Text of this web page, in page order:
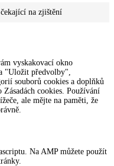
na zjištění
vyskakovací okno
"Uložit předvolby",
souborů cookies a doplňků
cookies. Používání
ale mějte na paměti, že
Na AMP můžete použít